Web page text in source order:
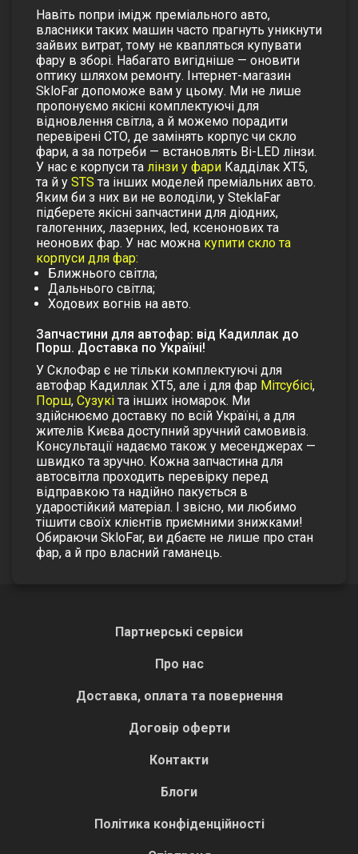
Навіть попри імідж преміального авто,
власники таких машин часто прагнуть уникнути
зайвих витрат, тому не квапляться купувати
фару в зборі. Набагато вигідніше — оновити
оптику шляхом ремонту. Інтернет-магазин
SkloFar допоможе вам у цьому. Ми не лише
пропонуємо якісні комплектуючі для
відновлення світла, а й можемо порадити
перевірені СТО, де замінять корпус чи скло
фари, а за потреби — встановлять Bi-LED лінзи.
У нас є корпуси та лінзи у фари Кадділак XT5,
та й у STS та інших моделей преміальних авто.
Яким би з них ви не володіли, у SteklaFar
підберете якісні запчастини для діодних,
галогенних, лазерних, led, ксенонових та
неонових фар. У нас можна купити скло та
корпуси для фар:
Ближнього світла;
Дальнього світла;
Ходових вогнів на авто.
Запчастини для автофар: від Кадиллак до
Порш. Доставка по Україні!
У СклоФар є не тільки комплектуючі для
автофар Кадиллак XT5, але і для фар Мітсубісі,
Порш, Сузукі та інших іномарок. Ми
здійснюємо доставку по всій Україні, а для
жителів Києва доступний зручний самовивіз.
Консультації надаємо також у месенджерах —
швидко та зручно. Кожна запчастина для
автосвітла проходить перевірку перед
відправкою та надійно пакується в
ударостійкий матеріал. І звісно, ми любимо
тішити своїх клієнтів приємними знижками!
Обираючи SkloFar, ви дбаєте не лише про стан
фар, а й про власний гаманець.
Партнерські сервіси
Про нас
Доставка, оплата та повернення
Договір оферти
Контакти
Блоги
Політика конфіденційності